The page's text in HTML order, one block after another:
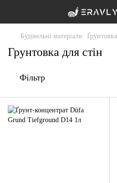
Будівельні матеріали Ґрунтовка
Грунтовка для стін
Фільтр